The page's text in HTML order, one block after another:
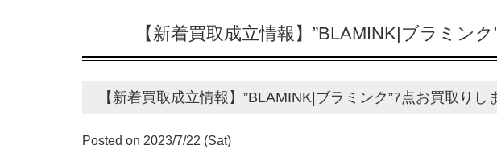
【新着買取成立情報】”BLAMINK|ブラミン
【新着買取成立情報】”BLAMINK|ブラミンク”7点お買取りし
Posted on 2023/7/22 (Sat)